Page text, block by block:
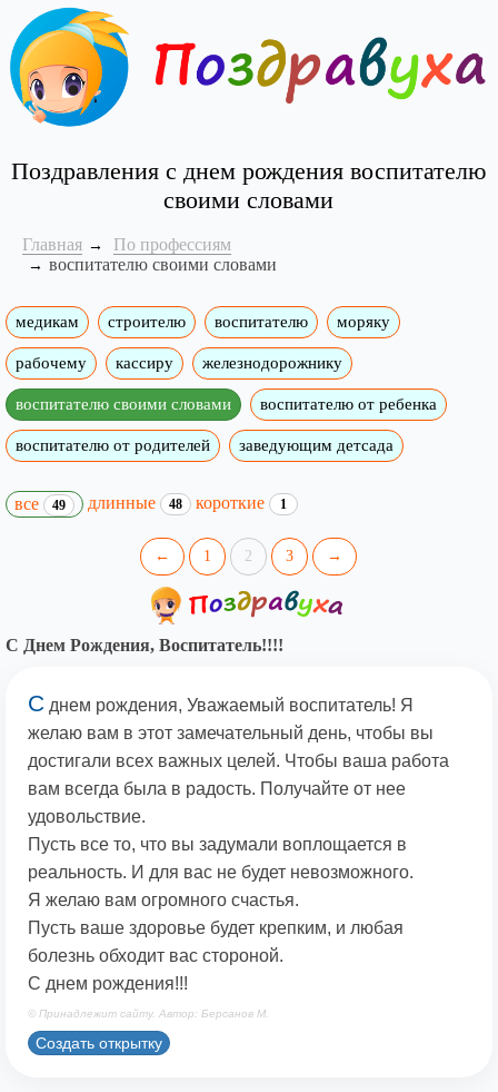
Поздравления с днем рождения воспитателю
своими словами
Главная
По профессиям
воспитателю своими словами
медикам строителю воспитателю моряку
рабочему кассиру железнодорожнику
воспитателю своими словами воспитателю от ребенка
воспитателю от родителей заведующим детсада
все 49 длинные 48 короткие 1
← 1 2 3 →
С Днем Рождения, Воспитатель!!!!
С днем рождения, Уважаемый воспитатель! Я
желаю вам в этот замечательный день, чтобы вы
достигали всех важных целей. Чтобы ваша работа
вам всегда была в радость. Получайте от нее
удовольствие.
Пусть все то, что вы задумали воплощается в
реальность. И для вас не будет невозможного.
Я желаю вам огромного счастья.
Пусть ваше здоровье будет крепким, и любая
болезнь обходит вас стороной.
С днем рождения!!!
© Принадлежит сайту. Автор: Берсанов М.
Создать открытку